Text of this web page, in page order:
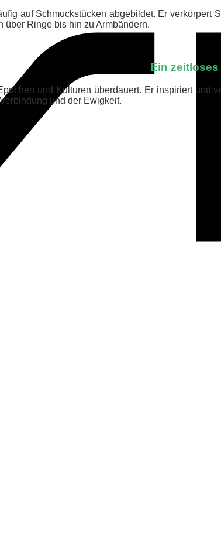
auf Schmuckstücken abgebildet. Er
über Ringe bis hin zu Armbändern.
Ein zeitloses
und Kulturen überdauert. Er inspiriert
und der Ewigkeit.